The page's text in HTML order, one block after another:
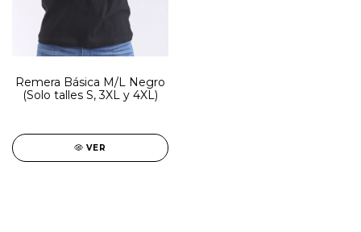
Remera Básica M/L Negro
(Solo talles S, 3XL y 4XL)
VER